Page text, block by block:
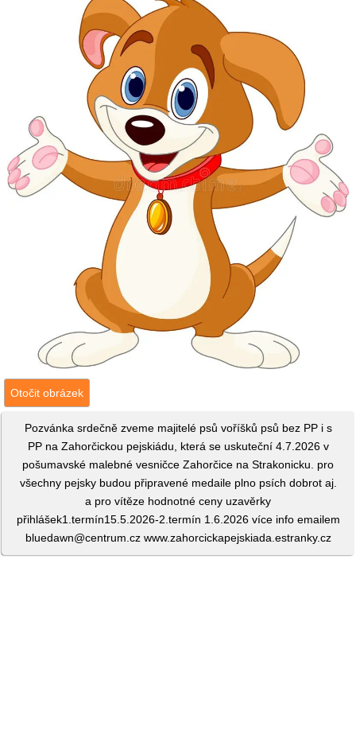
Otočit obrázek
Pozvánka srdečně zveme majitelé psů voříšků psů bez PP i s
PP na Zahorčickou pejskiádu, která se uskuteční 4.7.2026 v
pošumavské malebné vesničce Zahorčice na Strakonicku. pro
všechny pejsky budou připravené medaile plno psích dobrot aj.
a pro vítěze hodnotné ceny uzavěrky
přihlášek1.termín15.5.2026-2.termín 1.6.2026 více info emailem
bluedawn@centrum.cz www.zahorcickapejskiada.estranky.cz